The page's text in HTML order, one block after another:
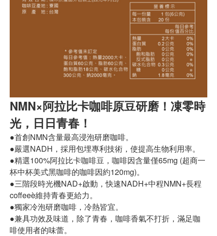
NMN×阿拉比卡咖啡原豆研磨！凍零時
光，日日青春！
●首創NMN含量最高浸泡研磨咖啡。
●嚴選NADH，採用包埋專利技術，使提高生物利用率。
●精選100%阿拉比卡咖啡豆，咖啡因含量僅65mg (超商一
杯中杯美式黑咖啡的咖啡因約120mg)。
●三階段時光機NAD+啟動，快速NADH+中程NMN+長程
coffeeè維持青春更給力。
●獨家冷泡研磨咖啡，冷熱皆宜。
●兼具功效及味道，除了青春，咖啡香氣不打折，滿足咖
啡使用者的味蕾。